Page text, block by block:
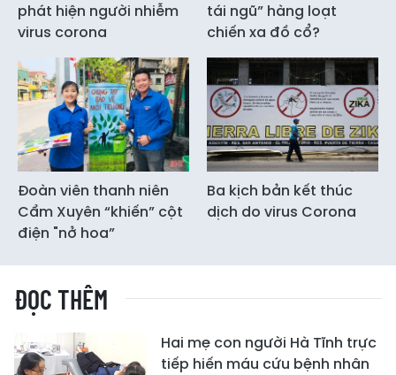
phát hiện người nhiễm
virus corona
tái ngũ” hàng loạt
chiến xa đồ cổ?
Đoàn viên thanh niên
Cẩm Xuyên “khiến” cột
điện "nở hoa”
Ba kịch bản kết thúc
dịch do virus Corona
ĐỌC THÊM
Hai mẹ con người Hà Tĩnh trực
tiếp hiến máu cứu bệnh nhân